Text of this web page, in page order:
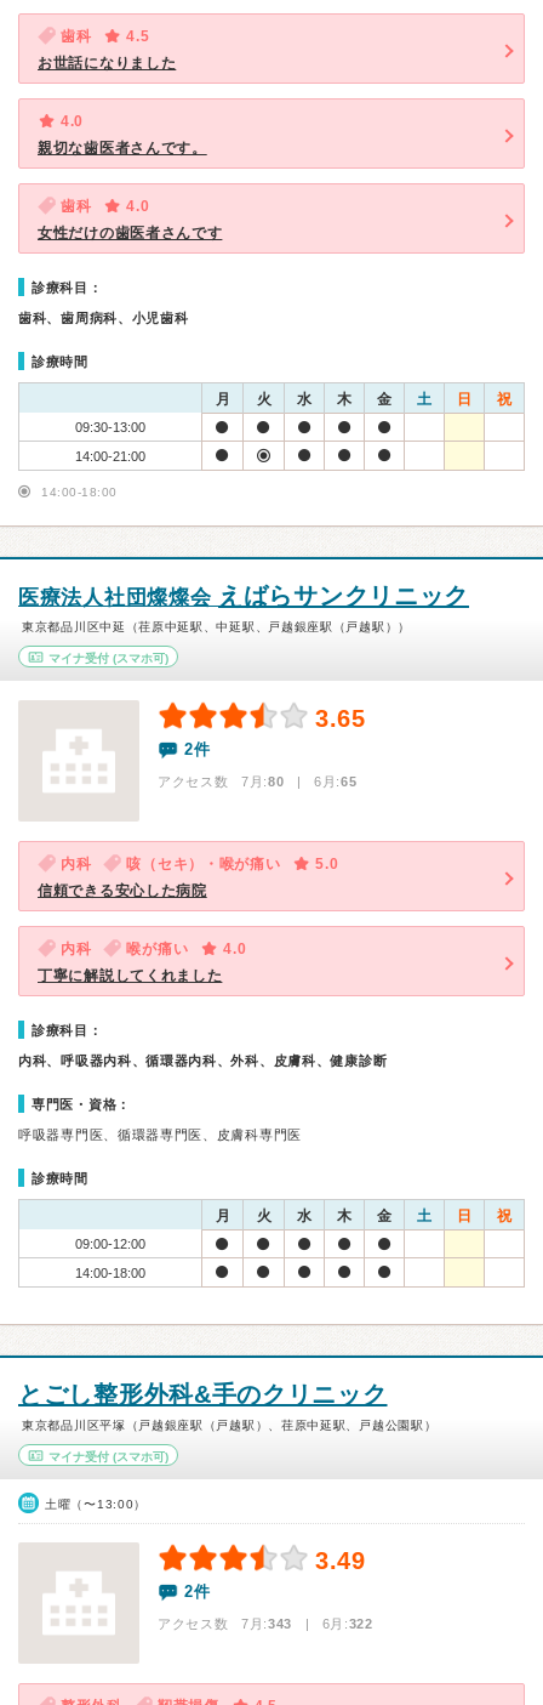
歯科
4.5
お世話になりました
4.0
親切な歯医者さんです。
歯科
4.0
女性だけの歯医者さんです
診療科目：
歯科、歯周病科、小児歯科
診療時間
月 火 水 木 金 土 日 祝
09:30-13:00
14:00-21:00
14:00-18:00
医療法人社団燦燦会 えばらサンクリニック
東京都品川区中延（荏原中延駅、中延駅、戸越銀座駅（戸越駅））
マイナ受付 (スマホ可)
3.65
2件
アクセス数 7月:80 | 6月:65
内科 咳（セキ）・喉が痛い
5.0
信頼できる安心した病院
内科 喉が痛い
4.0
丁寧に解説してくれました
診療科目：
内科、呼吸器内科、循環器内科、外科、皮膚科、健康診断
専門医・資格：
呼吸器専門医、循環器専門医、皮膚科専門医
診療時間
月 火 水 木 金 土 日 祝
09:00-12:00
14:00-18:00
とごし整形外科&手のクリニック
東京都品川区平塚（戸越銀座駅（戸越駅）、荏原中延駅、戸越公園駅）
マイナ受付 (スマホ可)
土曜（〜13:00）
3.49
2件
アクセス数 7月:343 | 6月:322